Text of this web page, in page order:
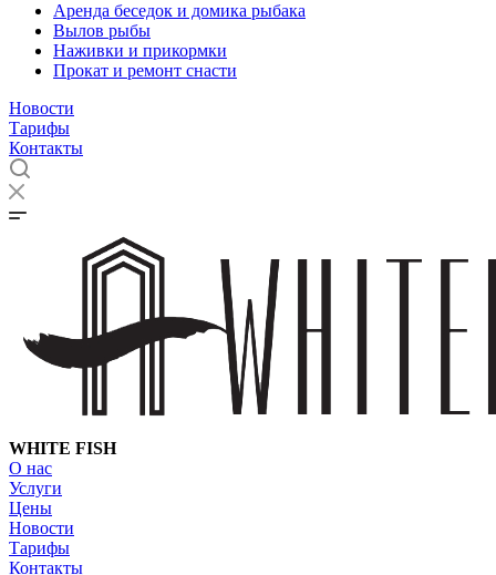
Аренда беседок и домика рыбака
Вылов рыбы
Наживки и прикормки
Прокат и ремонт снасти
Новости
Тарифы
Контакты
WHITE FISH
О нас
Услуги
Цены
Новости
Тарифы
Контакты